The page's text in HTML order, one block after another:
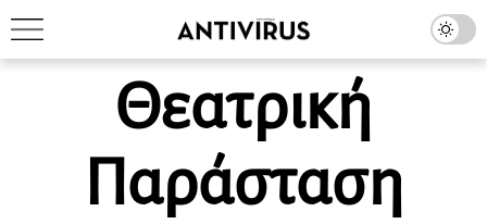
Θεατρική
Παράσταση